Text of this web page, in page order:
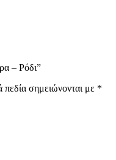
– Ρόδι”
σημειώνονται με *